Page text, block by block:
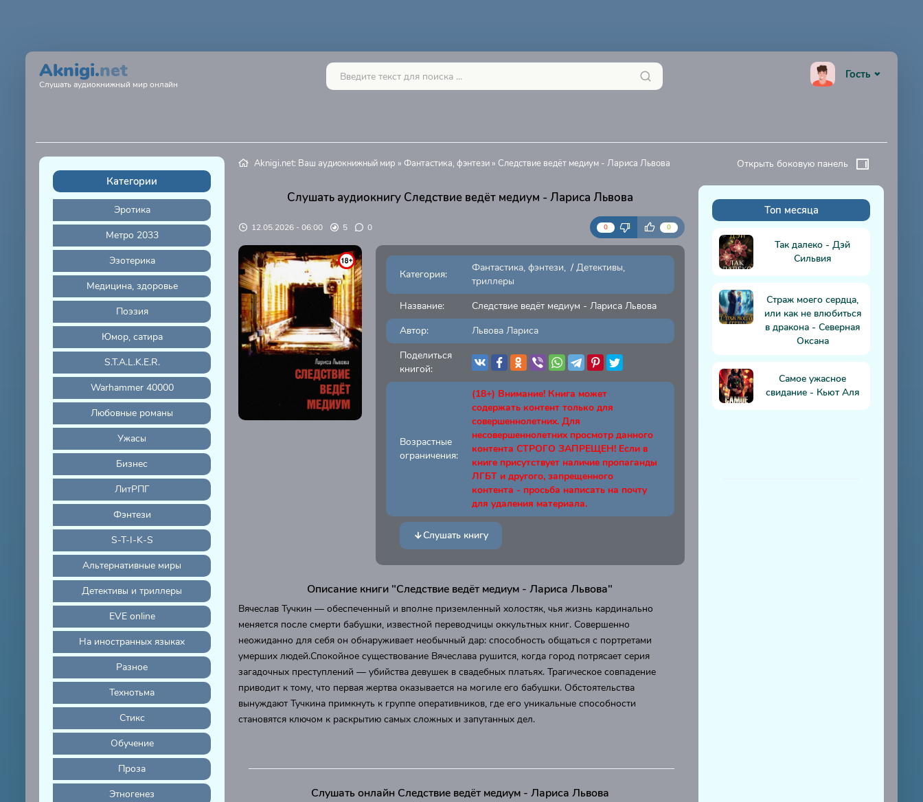
Aknigi.net
Слушать аудиокнижный мир онлайн
Гость
Категории
Эротика
Метро 2033
Эзотерика
Медицина, здоровье
Поэзия
Юмор, сатира
S.T.A.L.K.E.R.
Warhammer 40000
Любовные романы
Ужасы
Бизнес
ЛитРПГ
Фэнтези
S-T-I-K-S
Альтернативные миры
Детективы и триллеры
EVE online
На иностранных языках
Разное
Технотьма
Стикс
Обучение
Проза
Этногенез
Aknigi.net: Ваш аудиокнижный мир » Фантастика, фэнтези » Следствие ведёт медиум - Лариса Львова
Слушать аудиокнигу Следствие ведёт медиум - Лариса Львова
12.05.2026 - 06:00 5 0 0 0
Категория:
Фантастика, фэнтези / Детективы,
триллеры
Название:
Следствие ведёт медиум - Лариса Львова
Автор:
Львова Лариса
Поделиться
книгой:
Возрастные
ограничения:
(18+) Внимание! Книга может
содержать контент только для
совершеннолетних. Для
несовершеннолетних просмотр данного
контента СТРОГО ЗАПРЕЩЕН! Если в
книге присутствует наличие пропаганды
ЛГБТ и другого, запрещенного
контента - просьба написать на почту
для удаления материала.
Слушать книгу
Описание книги "Следствие ведёт медиум - Лариса Львова"
Вячеслав Тучкин — обеспеченный и вполне приземленный холостяк, чья жизнь кардинально
меняется после смерти бабушки, известной переводчицы оккультных книг. Совершенно
неожиданно для себя он обнаруживает необычный дар: способность общаться с портретами
умерших людей.Спокойное существование Вячеслава рушится, когда город потрясает серия
загадочных преступлений — убийства девушек в свадебных платьях. Трагическое совпадение
приводит к тому, что первая жертва оказывается на могиле его бабушки. Обстоятельства
вынуждают Тучкина примкнуть к группе оперативников, где его уникальные способности
становятся ключом к раскрытию самых сложных и запутанных дел.
Слушать онлайн Следствие ведёт медиум - Лариса Львова
Открыть боковую панель
Топ месяца
Так далеко - Дэй
Сильвия
Страж моего сердца,
или как не влюбиться
в дракона - Северная
Оксана
Самое ужасное
свидание - Кьют Аля